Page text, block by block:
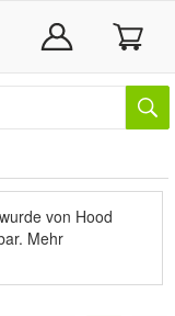
von Hood
Mehr